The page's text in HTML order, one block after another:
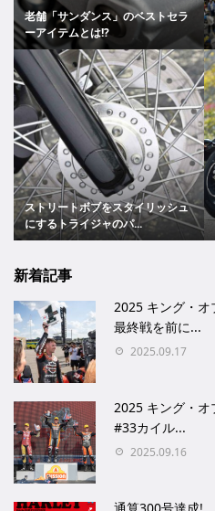
老舗「サンダンス」のベストセラ
ーアイテムとは!?
ストリートボブをスタイリッシュ
にするトライジャのパ...
新着記事
2025 キング・オ
最終戦を前に...
2025.09.17
2025 キング・オ
#33カイル...
2025.09.16